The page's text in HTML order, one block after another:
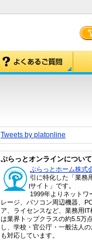
Tweets by platonline
ぷらっとオンラインについて
ぷらっとホーム株式
引に特化した「業務
サイト」です。
1999年よりネットワ
レージ、パソコン周辺機器、
ア、ライセンスなど、業務用
は業界トップクラスの約5.5万
し、学校・官公庁・一般法人
も対応しています。